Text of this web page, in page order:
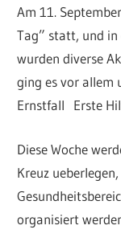
Am 11.
Tag” statt, und
wurden diverse
ging es vor allem
Ernstfall Erste
Diese Woche
Kreuz
organisiert